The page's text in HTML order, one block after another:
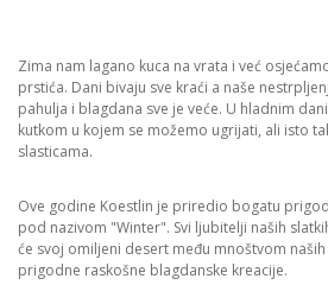
Zima nam lagano kuca na vrata i već
prstića. Dani bivaju sve kraći a naše
pahulja i blagdana sve je veće. U hladnim
kutkom u kojem se možemo ugrijati, ali isto
slasticama.
Ove godine Koestlin je priredio bogatu
pod nazivom "Winter". Svi ljubitelji naših
će svoj omiljeni desert među mnoštvom
prigodne raskošne blagdanske kreacije.